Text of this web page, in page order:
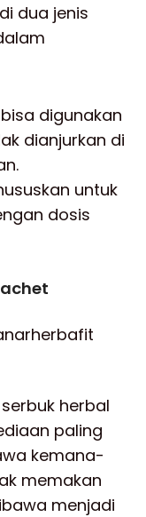
dua jenis
digunakan
dianjurkan di
untuk
dosis
herbal
paling
kemana-
memakan
menjadi